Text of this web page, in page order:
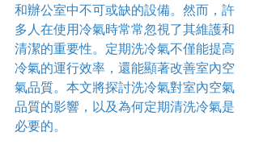
和辦公室中不可或缺的設備。然而，許
多人在使用冷氣時常常忽視了其維護和
清潔的重要性。定期洗冷氣不僅能提高
冷氣的運行效率，還能顯著改善室內空
氣品質。本文將探討洗冷氣對室內空氣
品質的影響，以及為何定期清洗冷氣是
必要的。